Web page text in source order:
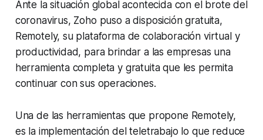
Ante la situación global acontecida con el brote del
coronavirus, Zoho puso a disposición gratuita,
Remotely, su plataforma de colaboración virtual y
productividad, para brindar a las empresas una
herramienta completa y gratuita que les permita
continuar con sus operaciones.
Una de las herramientas que propone Remotely,
es la implementación del teletrabajo lo que reduce